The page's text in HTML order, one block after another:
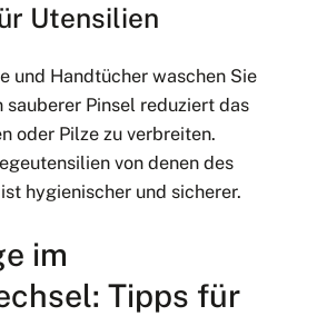
Utensilien
und Handtücher waschen Sie
sauberer Pinsel reduziert das
oder Pilze zu verbreiten.
von denen des
hygienischer und sicherer.
im
Tipps für